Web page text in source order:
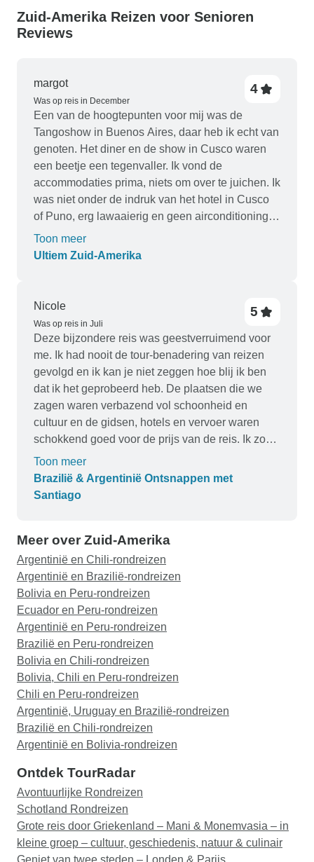
Zuid-Amerika Reizen voor Senioren
Reviews
margot
Was op reis in December
4
Een van de hoogtepunten voor mij was de
Tangoshow in Buenos Aires, daar heb ik echt van
genoten. Het diner en de show in Cusco waren
een beetje een tegenvaller. Ik vond de
accommodaties prima, niets om over te juichen. Ik
was niet onder de indruk van het hotel in Cusco
of Puno, erg lawaaierig en geen airconditioning,
dus moest ik de ramen openzetten om wat lucht
te krijgen, en dat maakte het lawaai natuurlijk
mooi, leuk om de kans te krijgen om gewoon bij
teleurgesteld toen we in Peru aankwamen, niet
omdat hij niet genoten had van de bezoekjes aan
de plaatselijke bevolking en de familie, maar hij
vond dat de ervaring werd afgezwakt door het feit
dat ze je altijd iets probeerden te verkopen. Ik
moet hem gelijk geven, het zou beter geweest
zijn als ze niet steeds probeerden u iets te
het gevoel hadden dat ze iets moesten kopen,
ook al wilden ze eigenlijk niets hebben. Het werd
de meesten een beetje te veel. Er waren een paar
echte lunch, alleen voor een winkel onderweg, en
dat maakte op mij geen indruk, te gehaast. Al met
al heb ik erg van de reis genoten , en ik zou
Cosmos aan vrienden en familie aanbevelen .
Toon meer
Ultiem Zuid-Amerika
Nicole
Was op reis in Juli
5
Deze bijzondere reis was geestverruimend voor
me. Ik had nooit de tour-benadering van reizen
gevolgd en ik kan je niet zeggen hoe blij ik ben
dat ik het geprobeerd heb. De plaatsen die we
zagen waren verbazend vol schoonheid en
cultuur en de gidsen, hotels en vervoer waren
schokkend goed voor de prijs van de reis. Ik zou
het zo weer doen.
Toon meer
Brazilië & Argentinië Ontsnappen met
Santiago
Meer over Zuid-Amerika
Argentinië en Chili-rondreizen
Argentinië en Brazilië-rondreizen
Bolivia en Peru-rondreizen
Ecuador en Peru-rondreizen
Argentinië en Peru-rondreizen
Brazilië en Peru-rondreizen
Bolivia en Chili-rondreizen
Bolivia, Chili en Peru-rondreizen
Chili en Peru-rondreizen
Argentinië, Uruguay en Brazilië-rondreizen
Brazilië en Chili-rondreizen
Argentinië en Bolivia-rondreizen
Ontdek TourRadar
Avontuurlijke Rondreizen
Schotland Rondreizen
Grote reis door Griekenland – Mani & Monemvasia – in
kleine groep – cultuur, geschiedenis, natuur & culinair
Geniet van twee steden – Londen & Parijs